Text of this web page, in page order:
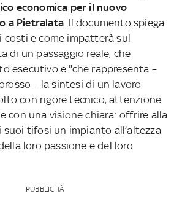
economica per il nuovo
a Pietralata . Il documento spiega
costi e come impatterà sul
di un passaggio reale, che
esecutivo e "che rappresenta –
– la sintesi di un lavoro
con rigore tecnico, attenzione
con una visione chiara: offrire alla
suoi tifosi un impianto all’altezza
loro passione e del loro
PUBBLICITÀ